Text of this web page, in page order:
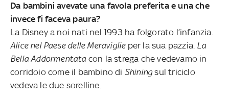
Da bambini avevate una favola preferita e una che
invece fi faceva paura?
La Disney a noi nati nel 1993 ha folgorato l’infanzia.
Alice nel Paese delle Meraviglieper la sua pazzia. La
Bella Addormentatacon la strega che vedevamo in
corridoio come il bambino di Shiningsul triciclo
vedeva le due sorelline.